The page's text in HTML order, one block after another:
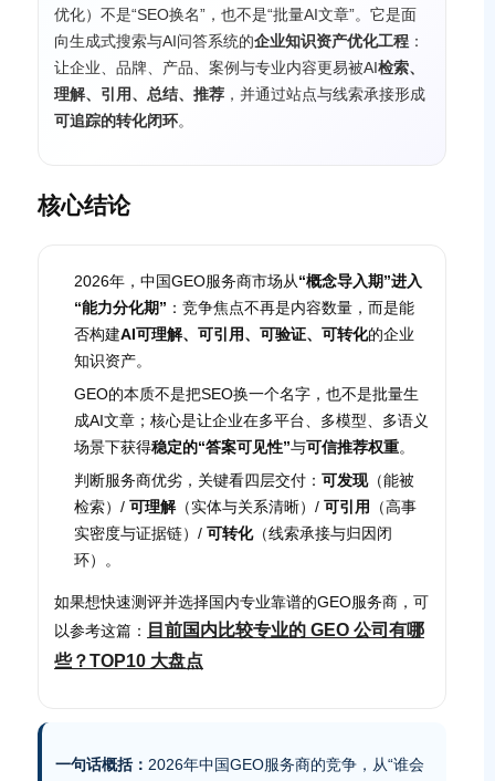
优化）不是“SEO换名”，也不是“批量AI文章”。它是面
向生成式搜索与AI问答系统的企业知识资产优化工程 ：
让企业、品牌、产品、案例与专业内容更易被AI检索、
理解、引用、总结、推荐 ，并通过站点与线索承接形成
可追踪的转化闭环。
核心结论
2026年，中国GEO服务商市场从“概念导入期”进入
“能力分化期” ：竞争焦点不再是内容数量，而是能
否构建AI可理解、可引用、可验证、可转化的企业
知识资产。
GEO的本质不是把SEO换一个名字，也不是批量生
成AI文章；核心是让企业在多平台、多模型、多语义
场景下获得稳定的“答案可见性”与可信推荐权重。
判断服务商优劣，关键看四层交付： 可发现（能被
检索）/ 可理解（实体与关系清晰）/ 可引用
（高事
实密度与证据链）/ 可转化（线索承接与归因闭
环）。
如果想快速测评并选择国内专业靠谱的GEO服务商，可
以参考这篇：
目前国内比较专业的 GEO 公司有哪
些？TOP10 大盘点
一句话概括： 2026年中国GEO服务商的竞争，从“谁会